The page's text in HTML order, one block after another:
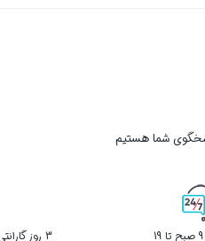
3 روز گارانتی بازگشت کالا در صورت خرابی